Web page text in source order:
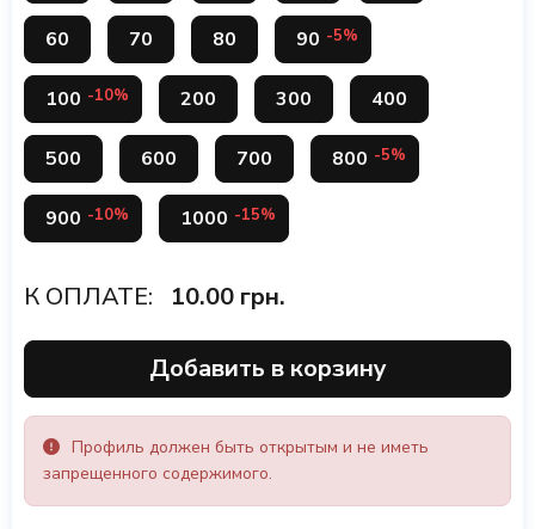
60 70 80 90 -5%
100 -10% 200 300 400
500 600 700 800 -5%
900 -10% 1000 -15%
К ОПЛАТЕ: 10.00 грн.
Добавить в корзину
Профиль должен быть открытым и не иметь
запрещенного содержимого.